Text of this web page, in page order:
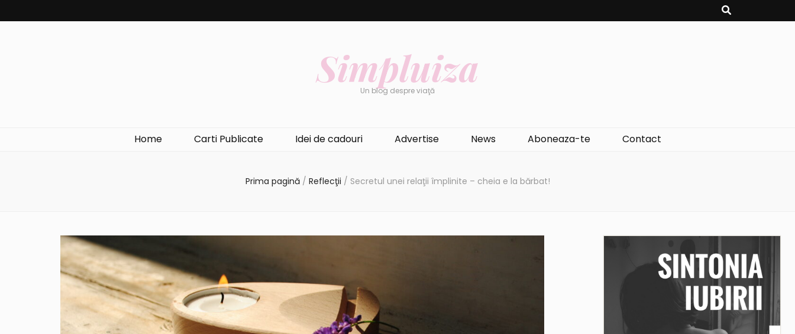
Simpluiza
Un blog despre viaţă
Home Carti Publicate Idei de cadouri Advertise News Aboneaza-te Contact
Prima pagină / Reflecţii / Secretul unei relaţii împlinite – cheia e la bărbat!